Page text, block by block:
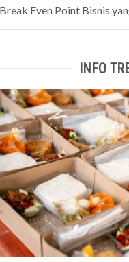
Even Point Bisnis
INFO